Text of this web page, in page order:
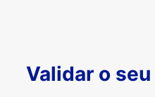
Validar o